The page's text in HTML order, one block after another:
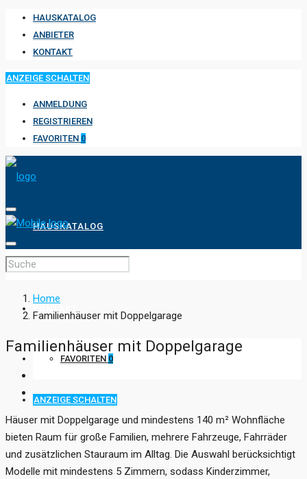
HAUSKATALOG
ANBIETER
KONTAKT
ANZEIGE SCHALTEN
ANMELDUNG
REGISTRIEREN
FAVORITEN 0
HAUSKATALOG
ANBIETER
FAVORITEN 0
ANZEIGE SCHALTEN
Home
Familienhäuser mit Doppelgarage
Familienhäuser mit Doppelgarage
Häuser mit Doppelgarage und mindestens 140 m² Wohnfläche
bieten Raum für große Familien, mehrere Fahrzeuge, Fahrräder
und zusätzlichen Stauraum im Alltag. Die Auswahl berücksichtigt
Modelle mit mindestens 5 Zimmern, sodass Kinderzimmer,